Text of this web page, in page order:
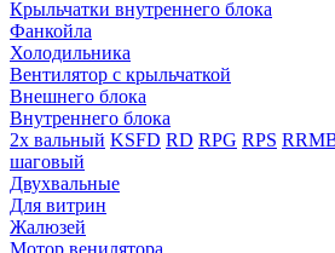
Крыльчатки внутреннего блока
Фанкойла
Холодильника
Вентилятор с крыльчаткой
Внешнего блока
Внутреннего блока
2х вальный KSFD RD RPG RPS
шаговый
Двухвальные
Для витрин
Жалюзей
Мотор венилятора